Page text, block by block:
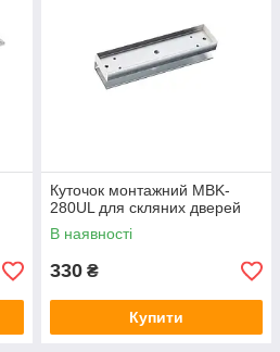
Куточок монтажний MBK-
280UL для скляних дверей
В наявності
330 ₴
Купити